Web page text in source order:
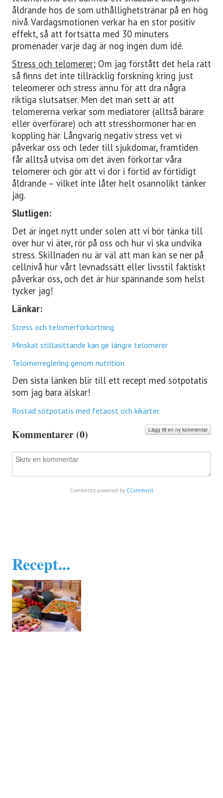
åldrande hos de som uthållighetstränar på en hög
nivå. Vardagsmotionen verkar ha en stor positiv
effekt, så att fortsätta med 30 minuters
promenader varje dag är nog ingen dum idé.
Stress och telomerer; Om jag förstått det hela rätt
så finns det inte tillräcklig forskning kring just
teleomerer och stress ännu för att dra några
riktiga slutsatser. Men det man sett är att
telomererna verkar som mediatorer (alltså bärare
eller överförare) och att stresshormoner har en
koppling här. Långvarig negativ stress vet vi
påverkar oss och leder till sjukdomar, framtiden
får alltså utvisa om det även förkortar våra
telomerer och gör att vi dör i förtid av förtidigt
åldrande – vilket inte låter helt osannolikt tänker
jag.
Slutligen:
Det är inget nytt under solen att vi bör tänka till
över hur vi äter, rör på oss och hur vi ska undvika
stress. Skillnaden nu är väl att man kan se ner på
cellnivå hur vårt levnadssätt eller livsstil faktiskt
påverkar oss, och det är hur spännande som helst
tycker jag!
Länkar:
Stress och telomerförkortning
Minskat stillasittande kan ge längre telomerer
Telomerreglering genom nutrition
Den sista länken blir till ett recept med sötpotatis
som jag bara älskar!
Rostad sötpotatis med fetaost och kikärter.
Kommentarer (0) Lägg till en ny kommentar
Comments powered by CComment
Recept...